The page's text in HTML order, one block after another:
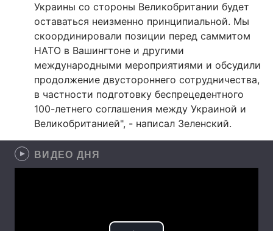
Украины со стороны Великобритании будет
оставаться неизменно принципиальной. Мы
скоординировали позиции перед саммитом
НАТО в Вашингтоне и другими
международными мероприятиями и обсудили
продолжение двустороннего сотрудничества,
в частности подготовку беспрецедентного
100-летнего соглашения между Украиной и
Великобританией", - написал Зеленский.
ВИДЕО ДНЯ